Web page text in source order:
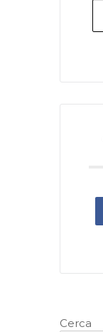
Cerca